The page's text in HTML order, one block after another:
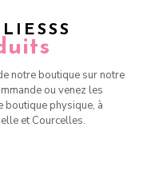
notre boutique sur notre
ou venez les
boutique physique, à
et Courcelles.